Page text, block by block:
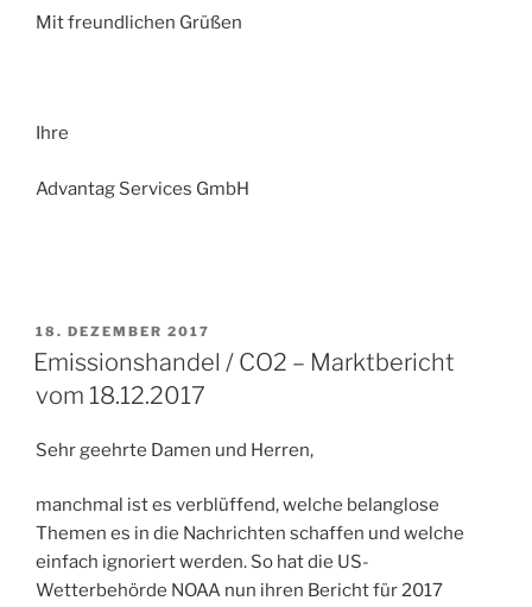
Mit freundlichen Grüßen
Ihre
Advantag Services GmbH
VERÖFFENTLICHT
AM
18. DEZEMBER 2017
Emissionshandel / CO2 – Marktbericht
vom 18.12.2017
Sehr geehrte Damen und Herren,
manchmal ist es verblüffend, welche belanglose
Themen es in die Nachrichten schaffen und welche
einfach ignoriert werden. So hat die US-
Wetterbehörde NOAA nun ihren Bericht für 2017